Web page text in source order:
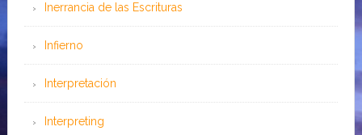
Inerrancia de las Escrituras
Infierno
Interpretación
Interpreting